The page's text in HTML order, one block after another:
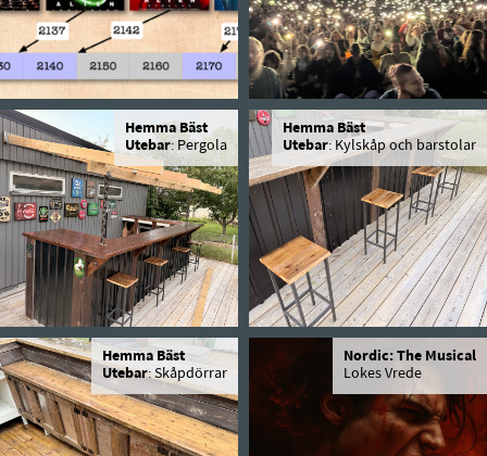
Hemma Bäst
Utebar: Pergola
Hemma Bäst
Utebar: Kylskåp och barstolar
Hemma Bäst
Utebar: Skåpdörrar
Nordic: The Musical
Lokes Vrede